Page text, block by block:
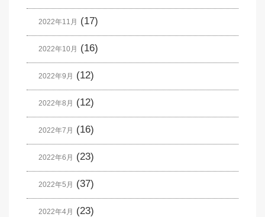
2022年11月 (17)
2022年10月 (16)
2022年9月 (12)
2022年8月 (12)
2022年7月 (16)
2022年6月 (23)
2022年5月 (37)
2022年4月 (23)